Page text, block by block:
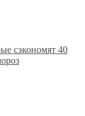
сэкономят 40